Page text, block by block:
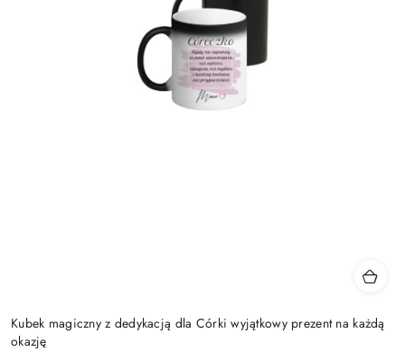
Kubek magiczny z dedykacją dla Córki wyjątkowy prezent na każdą
okazję